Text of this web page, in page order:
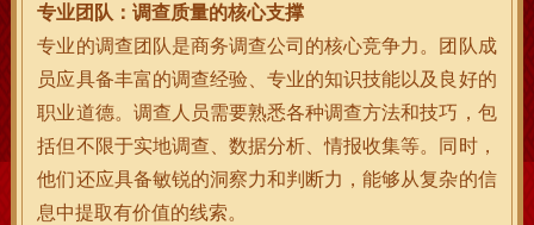
专业团队：调查质量的核心支撑
专业的调查团队是商务调查公司的核心竞争力。团队成
员应具备丰富的调查经验、专业的知识技能以及良好的
职业道德。调查人员需要熟悉各种调查方法和技巧，包
括但不限于实地调查、数据分析、情报收集等。同时，
他们还应具备敏锐的洞察力和判断力，能够从复杂的信
息中提取有价值的线索。